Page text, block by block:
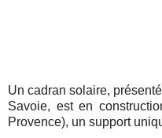
Un cadran solaire,
Savoie, est en
Provence), un support